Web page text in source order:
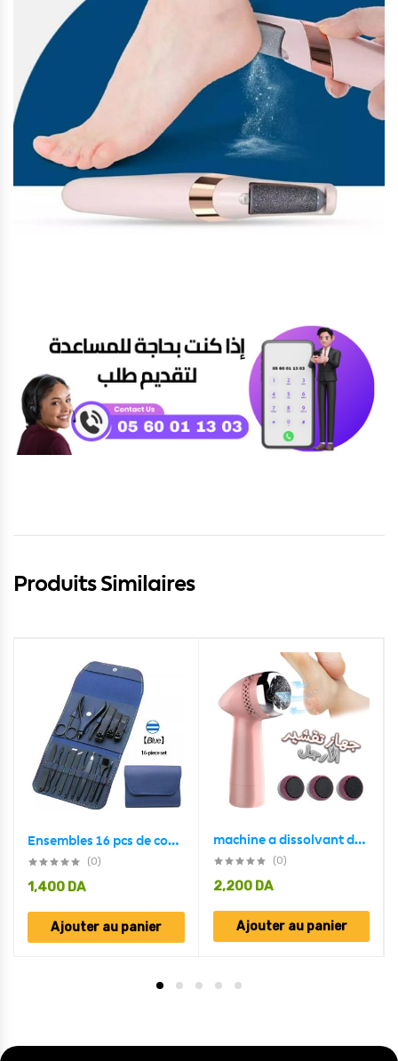
Produits Similaires
Ensembles 16 pcs de coupe-ongles professionnels en acier inoxydable
(0)
1,400 DA
Ajouter au panier
machine a dissolvant de peau morte, rotative USB
(0)
2,200 DA
Ajouter au panier